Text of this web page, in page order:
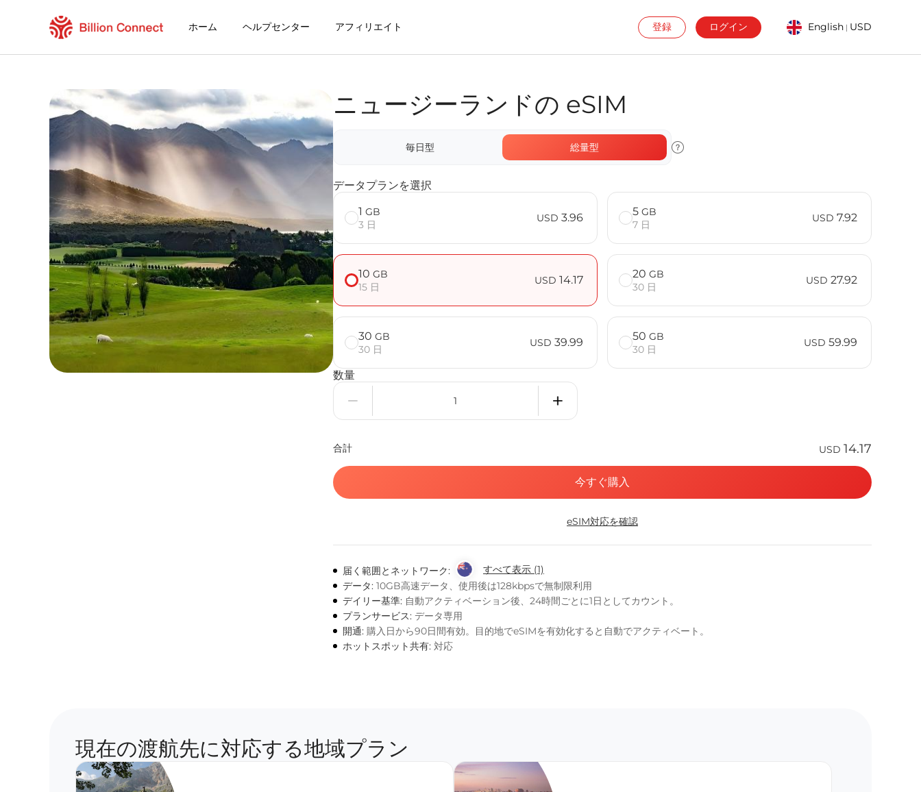
ホーム ヘルプセンター アフィリエイト 登録 ログイン English | USD
現在の目的地の周遊プラン
eSIMの利用方法
New ZealandでBillion Connect eSIMを利用するメリット
Billion Connect ニュージーランドの eSIM FAQ
目的地とデータプランを選ぶ
eSIMをインストールする
データプランを利用する
安定したインターネット接続
ローミング費用を回避
24時間年中無休のカスタマーサービス
簡単なインストール
国内の電話番号をそのままキープ
ローカル・周遊プラン
ニュージーランドの eSIM
毎日型 総量型
データプランを選択
1 GB
3 日
USD 3.96 5 GB
7 日
USD 7.92
10 GB
15 日
USD 14.17 20 GB
30 日
USD 27.92
30 GB
30 日
USD 39.99 50 GB
30 日
USD 59.99
数量
合計 USD 14.17
今すぐ購入
eSIM対応を確認
届く範囲とネットワーク:
すべて表示 (1)
データ: 10GB高速データ、使用後は128kbpsで無制限利用
デイリー基準: 自動アクティベーション後、24時間ごとに1日としてカウント。
プランサービス: データ専用
開通: 購入日から90日間有効。目的地でeSIMを有効化すると自動でアクティベート。
ホットスポット共有: 対応
現在の渡航先に対応する地域プラン